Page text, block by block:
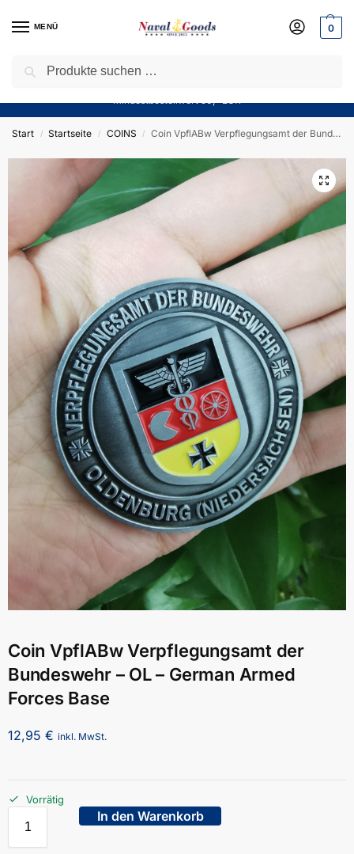
MENÜ 0
Sparen Sie jetzt bares Geld! — Mit unserem Gutschein
Mindestbestellwert 50,- EUR
Start / Startseite / COINS / Coin VpflABw Verpflegungsamt der Bundeswehr – OL – German Armed Forces Base
Coin VpflABw Verpflegungsamt der
Bundeswehr – OL – German Armed
Forces Base
12,95 € inkl. MwSt.
Vorrätig
In den Warenkorb